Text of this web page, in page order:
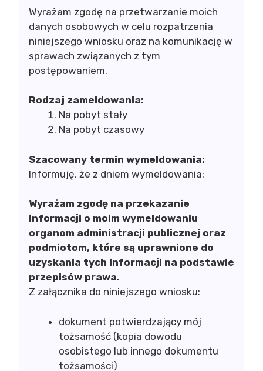
Wyrażam zgodę na przetwarzanie moich
danych osobowych w celu rozpatrzenia
niniejszego wniosku oraz na komunikację w
sprawach związanych z tym
postępowaniem.
Rodzaj zameldowania:
Na pobyt stały
Na pobyt czasowy
Szacowany termin wymeldowania:
Informuję, że z dniem wymeldowania:
Wyrażam zgodę na przekazanie
informacji o moim wymeldowaniu
organom administracji publicznej oraz
podmiotom, które są uprawnione do
uzyskania tych informacji na podstawie
przepisów prawa.
Z załącznika do niniejszego wniosku:
dokument potwierdzający mój
tożsamość (kopia dowodu
osobistego lub innego dokumentu
tożsamości)